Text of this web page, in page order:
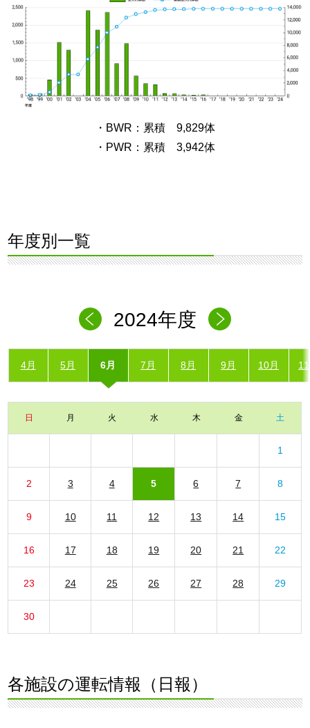
・BWR：累積 9,829体
・PWR：累積 3,942体
年度別一覧
2024年度
4月 5月 6月 7月 8月 9月 10月
日 月 火 水 木 金 土
1
2 3 4 5 6 7 8
9 10 11 12 13 14 15
16 17 18 19 20 21 22
23 24 25 26 27 28 29
30
各施設の運転情報（日報）